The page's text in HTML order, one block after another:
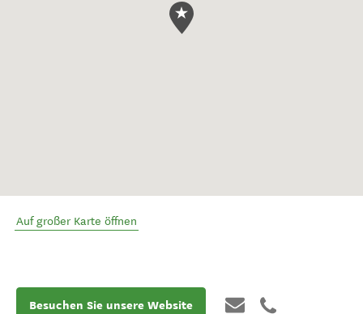
Auf großer Karte öffnen
Besuchen Sie unsere Website